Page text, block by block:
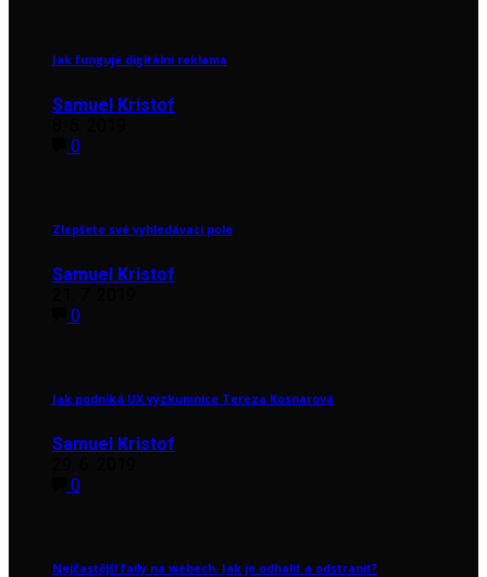
Jak funguje digitální reklama
Samuel Kristof
0
Zlepšete své vyhledávací pole
Samuel Kristof
0
Jak podniká UX výzkumnice Tereza Kosnarová
Samuel Kristof
0
Nejčastější faily na webech. Jak je odhalit a odstranit?